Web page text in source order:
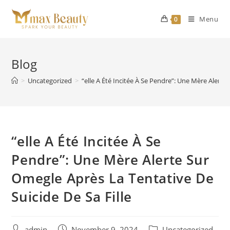
content
0 Menu
Blog
> Uncategorized > “elle A Été Incitée À Se Pendre”: Une Mère
“elle A Été Incitée À Se
Pendre”: Une Mère Alerte Sur
Omegle Après La Tentative De
Suicide De Sa Fille